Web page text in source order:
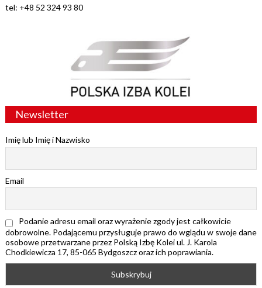
tel: +48 52 324 93 80
Newsletter
Imię lub Imię i Nazwisko
Email
Podanie adresu email oraz wyrażenie zgody jest całkowicie
dobrowolne. Podającemu przysługuje prawo do wglądu w swoje dane
osobowe przetwarzane przez Polską Izbę Kolei ul. J. Karola
Chodkiewicza 17, 85-065 Bydgoszcz oraz ich poprawiania.